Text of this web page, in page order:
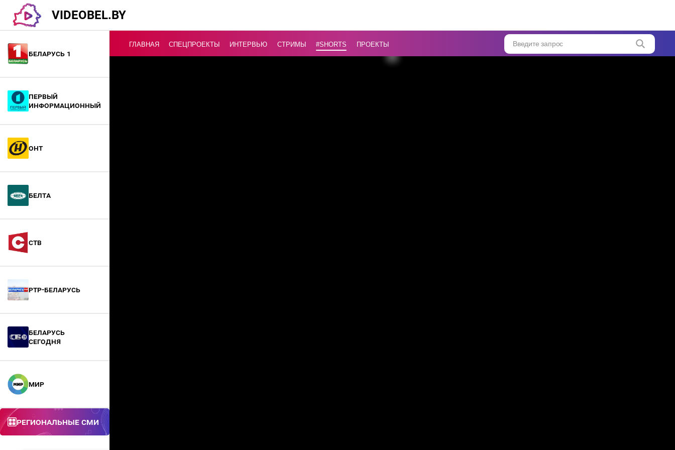
VIDEOBEL.BY
Беларусь 1
Первый
информационный
ОНТ
БелТА
СТВ
РТР-Беларусь
БЕЛАРУСЬ
СЕГОДНЯ
МИР
Региональные СМИ
ГЛАВНАЯ СПЕЦПРОЕКТЫ ИНТЕРВЬЮ СТРИМЫ #Shorts ПРОЕКТЫ Введите запрос
сознательно!»